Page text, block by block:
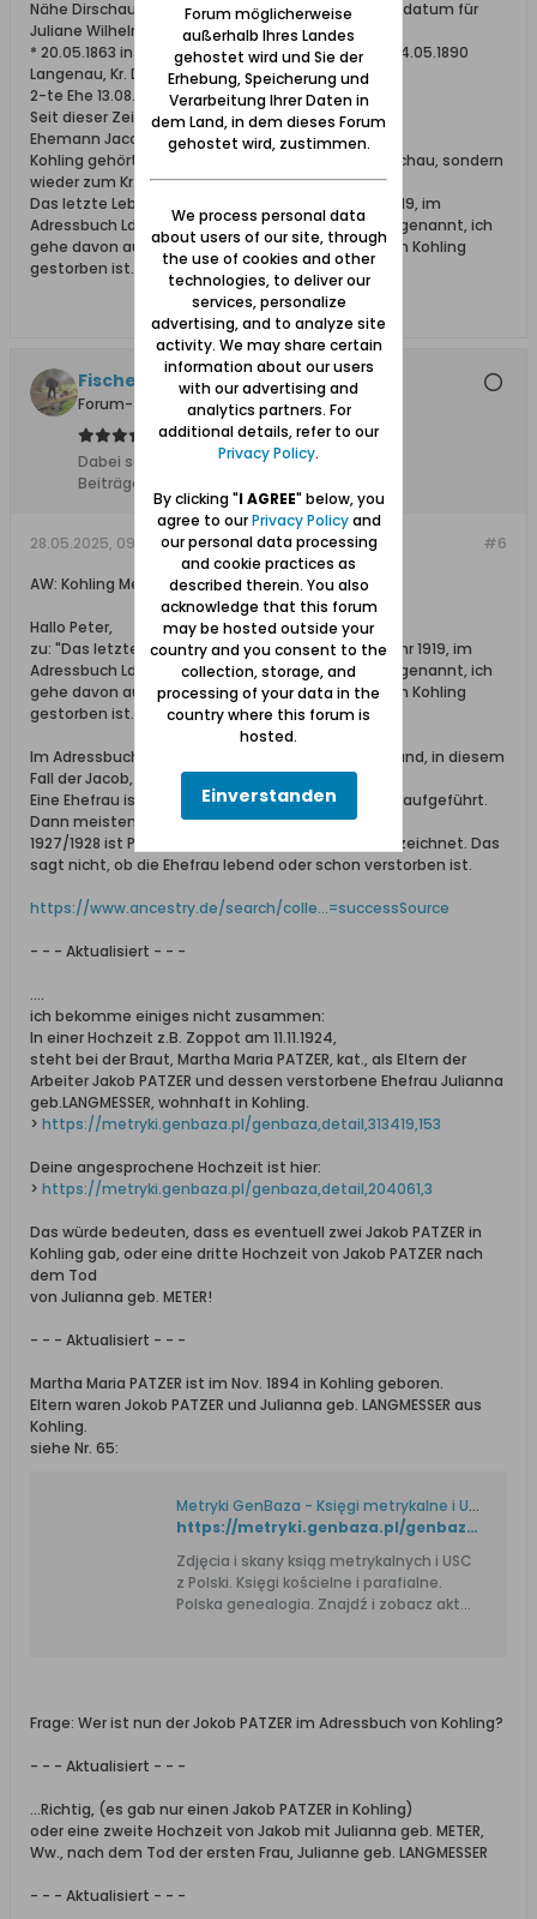
Nähe Dirschau, ehem. Kr. Danzig, da mir das Todesdatum für
Juliane Wilhelmine Patzer unbekannt ist.
* 20.05.1863 in Scherniau, Kreis Danziger Höhe oo 04.05.1890
Langenau, Kr. Danziger Höhe
2-te Ehe 13.08.1910 Hohenstein, Kr. Dirschau
Seit dieser Zeit wohnt sie in Kohling mit Ihrem
Ehemann Jacob Patzer.
Kohling gehörte nach 1920 nicht mehr zum Kr. Dirschau, sondern
wieder zum Kr. Danzig.
Das letzte Lebenszeichen gibt es aus dem Jahr 1919, im
Adressbuch Ldkr. Danzig 1926/27 wird nur ihr Mann genannt, ich
gehe davon aus, dass sie zwischen 1919 und 1927 in Kohling
gestorben ist.
Fischersjung
Forum-Teilnehmer
Dabei seit:
10.11.2015
Beiträge:
#6
28.05.2025, 09:18
AW: Kohling Melderegister
Hallo Peter,
zu: "Das letzte Lebenszeichen gibt es aus dem Jahr 1919, im
Adressbuch Ldkr. Danzig 1926/27 wird nur ihr Mann genannt, ich
gehe davon aus, dass sie zwischen 1919 und 1927 in Kohling
gestorben ist."
Im Adressbuch ist immer 'nur' der Haushaltsvorstand, in diesem
Fall der Jacob, aufgeführt.
Eine Ehefrau ist erst nach dem Tod vom Ehemann aufgeführt.
Dann meistens als Ww. (Witwe)
1927/1928 ist PATZER Jacob, Arbeiter, in Kohling verzeichnet. Das
sagt nicht, ob die Ehefrau lebend oder schon verstorben ist.
https://www.ancestry.de/search/colle...=successSource
- - - Aktualisiert - - -
....
ich bekomme einiges nicht zusammen:
In einer Hochzeit z.B. Zoppot am 11.11.1924,
steht bei der Braut, Martha Maria PATZER, kat., als Eltern der
Arbeiter Jakob PATZER und dessen verstorbene Ehefrau Julianna
geb.LANGMESSER, wohnhaft in Kohling.
> https://metryki.genbaza.pl/genbaza,detail,313419,153
Deine angesprochene Hochzeit ist hier:
> https://metryki.genbaza.pl/genbaza,detail,204061,3
Das würde bedeuten, dass es eventuell zwei Jakob PATZER in
Kohling gab, oder eine dritte Hochzeit von Jakob PATZER nach
dem Tod
von Julianna geb. METER!
- - - Aktualisiert - - -
Martha Maria PATZER ist im Nov. 1894 in Kohling geboren.
Eltern waren Jokob PATZER und Julianna geb. LANGMESSER aus
Kohling.
siehe Nr. 65:
Metryki GenBaza - Księgi metrykalne i USC. Genealogia.
https://metryki.genbaza.pl/genbaza,detail,204089,35
Zdjęcia i skany ksiąg metrykalnych i USC
z Polski. Księgi kościelne i parafialne.
Polska genealogia. Znajdź i zobacz akt
Frage: Wer ist nun der Jokob PATZER im Adressbuch von Kohling?
- - - Aktualisiert - - -
...Richtig, (es gab nur einen Jakob PATZER in Kohling)
oder eine zweite Hochzeit von Jakob mit Julianna geb. METER,
Ww., nach dem Tod der ersten Frau, Julianne geb. LANGMESSER
- - - Aktualisiert - - -
Forum möglicherweise
außerhalb Ihres Landes
gehostet wird und Sie der
Erhebung, Speicherung und
Verarbeitung Ihrer Daten in
dem Land, in dem dieses Forum
gehostet wird, zustimmen.
We process personal data
about users of our site, through
the use of cookies and other
technologies, to deliver our
services, personalize
advertising, and to analyze site
activity. We may share certain
information about our users
with our advertising and
analytics partners. For
additional details, refer to our
Privacy Policy.
By clicking "I AGREE" below, you
agree to ourPrivacy Policyand
our personal data processing
and cookie practices as
described therein. You also
acknowledge that this forum
may be hosted outside your
country and you consent to the
collection, storage, and
processing of your data in the
country where this forum is
hosted.
Einverstanden